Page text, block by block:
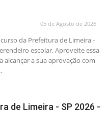
05 de Agosto de 2026
da Prefeitura de Limeira -
escolar. Aproveite essa
a sua aprovação com
de Limeira - SP 2026 -